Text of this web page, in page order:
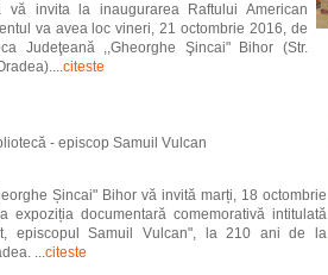
invita la inaugurarea Raftului American
va avea loc vineri, 21 octombrie 2016, de
Judeţeană ,,Gheorghe Şincai" Bihor (Str.
citeste
- episcop Samuil Vulcan
Șincai" Bihor vă invită marți, 18 octombrie
documentară comemorativă intitulată
episcopul Samuil Vulcan", la 210 ani de la
...citeste